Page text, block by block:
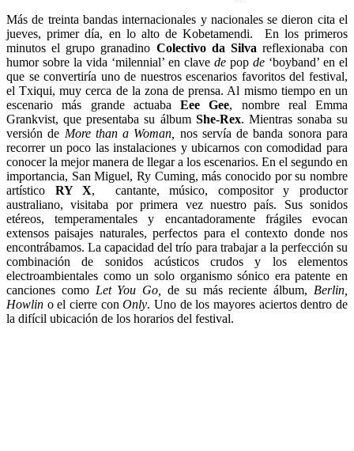
Más de treinta bandas internacionales y nacionales se dieron cita el
jueves, primer día, en lo alto de Kobetamendi. En los primeros
minutos el grupo granadino Colectivo da Silva reflexionaba con
humor sobre la vida ‘milennial’ en clave de pop de ‘boyband’ en el
que se convertiría uno de nuestros escenarios favoritos del festival,
el Txiqui, muy cerca de la zona de prensa. Al mismo tiempo en un
escenario más grande actuaba Eee Gee, nombre real Emma
Grankvist, que presentaba su álbum She-Rex. Mientras sonaba su
versión de More than a Woman,
nos servía de banda sonora para
recorrer un poco las instalaciones y ubicarnos con comodidad para
conocer la mejor manera de llegar a los escenarios. En el segundo en
importancia, San Miguel, Ry Cuming, más conocido por su nombre
artístico RY X, cantante, músico, compositor y productor
australiano, visitaba por primera vez nuestro país. Sus sonidos
etéreos, temperamentales y encantadoramente frágiles evocan
extensos paisajes naturales, perfectos para el contexto donde nos
encontrábamos. La capacidad del trío para trabajar a la perfección su
combinación de sonidos acústicos crudos y los elementos
electroambientales como un solo organismo sónico era patente en
canciones como Let You Go, de su más reciente álbum, Berlin,
Howlin o el cierre conOnly. Uno de los mayores aciertos dentro de
la difícil ubicación de los horarios del festival.